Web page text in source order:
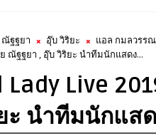
ฐฐยา อุ๊บ วิริยะ แอล กมลวรรณ
ณัฐฐยา , อุ๊บ วิริยะ นำทีมนักแสดง...
Lady Live
ะ นำทีมนักแส